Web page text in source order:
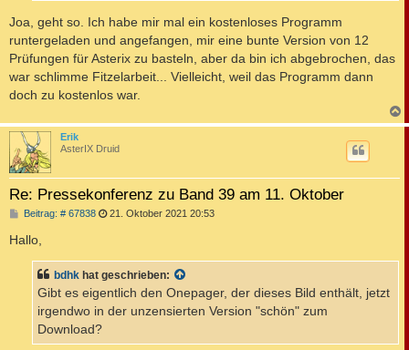
Joa, geht so. Ich habe mir mal ein kostenloses Programm
runtergeladen und angefangen, mir eine bunte Version von 12
Prüfungen für Asterix zu basteln, aber da bin ich abgebrochen, das
war schlimme Fitzelarbeit... Vielleicht, weil das Programm dann
doch zu kostenlos war.
a
Erik
AsterIX Druid
Re: Pressekonferenz zu Band 39 am 11. Oktober
Beitrag: # 67838B
r
a
21. Oktober 2021 20:53
Hallo,
bdhk hat geschrieben:
Gibt es eigentlich den Onepager, der dieses Bild enthält, jetzt
irgendwo in der unzensierten Version "schön" zum
Download?